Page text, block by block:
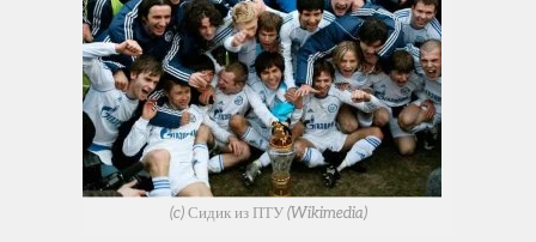
(c) Сидик из ПТУ (Wikimedia)